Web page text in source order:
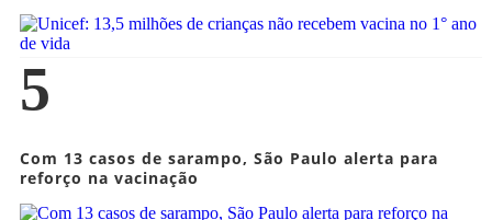
5
Com 13 casos de sarampo, São Paulo alerta para
reforço na vacinação